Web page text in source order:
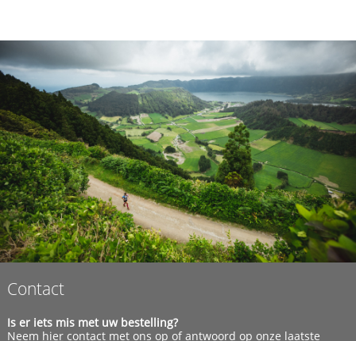
Contact
Is er iets mis met uw bestelling?
Neem hiercontact met ons op of antwoord op onze laatste